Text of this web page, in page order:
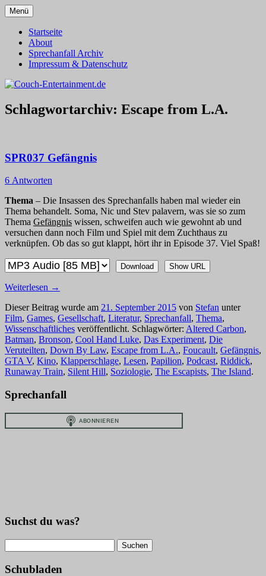
Zum
Inhalt
springen
Couch-Entertainment.de
Menü
Startseite
About
Sprechanfall Archiv
Impressum & Datenschutz
Schlagwortarchiv: Escape from L.A.
SPR037 Gefängnis
6 Antworten
Thema – Die Insassen des Sprechanfalls haben mal wieder ein
Thema behandelt. Soma, Nic und Stev palavern, was sie so zum
Thema Gefängnis wissen, schweifen auch wie gewohnt ab und
versuchen dann noch Film und Spiel mit dem Zuchthaus zu
verknüpfen. Ob das so gut klappt, hört ihr in Episode 37. Viel Spaß!
Download Show URL
Weiterlesen →
Dieser Beitrag wurde am 21. September 2015 von Stefan unter
Film, Games, Gesellschaft, Literatur, Sprechanfall, Thema,
Wissenschaftliches veröffentlicht. Schlagwörter: Altered Carbon,
Batman, Bronson, Cool Hand Luke, Das Experiment, Die
Veruteilten, Down By Law, Escape from L.A., Foucault, Gefängnis,
GTA V, Kino, Klapperschlage, Lesen, Papilion, Podcast, Riddick,
Runaway Train, Silent Hill, Soziologie, The Escapists, The Island.
Sprechanfall
Suchst du was?
nach:
Schubladen